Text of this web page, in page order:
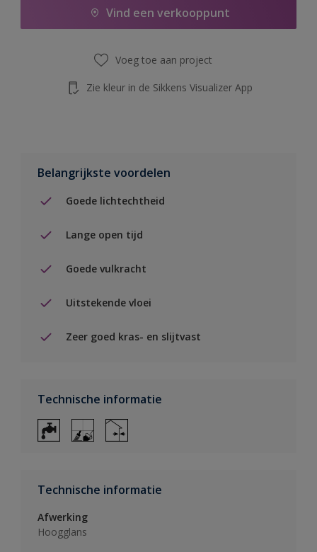
Vind een verkooppunt
Voeg toe aan project
Zie kleur in de Sikkens Visualizer App
Belangrijkste voordelen
Goede lichtechtheid
Lange open tijd
Goede vulkracht
Uitstekende vloei
Zeer goed kras- en slijtvast
Technische informatie
Technische informatie
Afwerking
Hoogglans